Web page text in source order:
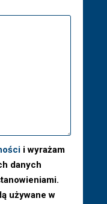
i wyrażam
danych
używane w